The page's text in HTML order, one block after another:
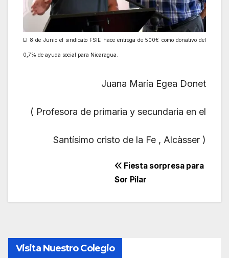
El 8 de Junio el sindicato FSIE hace entrega de 500€ como donativo del
0,7% de ayuda social para Nicaragua.
Juana María Egea Donet
( Profesora de primaria y secundaria en el
Santísimo cristo de la Fe , Alcàsser )
Fiesta sorpresa para
Sor Pilar
Visita Nuestro Colegio